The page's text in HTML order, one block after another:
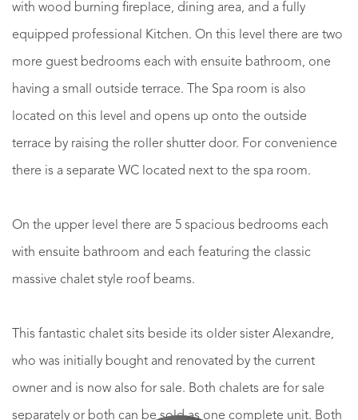
with wood burning fireplace, dining area, and a fully
equipped professional Kitchen. On this level there are two
more guest bedrooms each with ensuite bathroom, one
having a small outside terrace. The Spa room is also
located on this level and opens up onto the outside
terrace by raising the roller shutter door. For convenience
there is a separate WC located next to the spa room.
On the upper level there are 5 spacious bedrooms each
with ensuite bathroom and each featuring the classic
massive chalet style roof beams.
This fantastic chalet sits beside its older sister Alexandre,
who was initially bought and renovated by the current
owner and is now also for sale. Both chalets are for sale
separately or both can be sold as one complete unit. Both